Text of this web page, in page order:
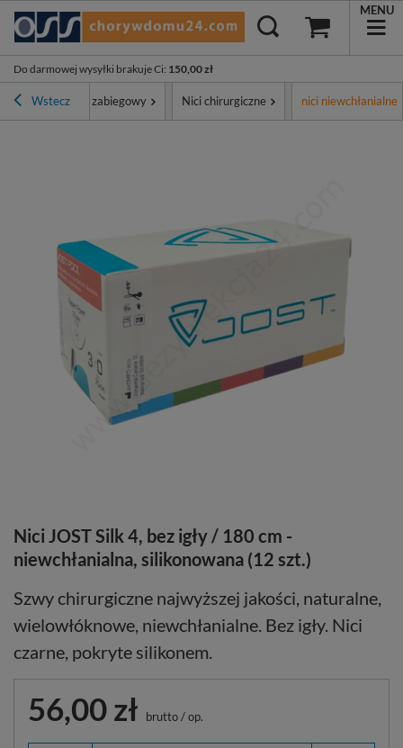
Do darmowej wysyłki brakuje Ci: 150,00 zł
MENU
WsteczSprzęt zabiegowy Nici chirurgiczne nici niewchłanialne
Nici JOST Silk 4, bez igły / 180 cm -
niewchłanialna, silikonowana (12 szt.)
Szwy chirurgiczne najwyższej jakości, naturalne,
wielowłóknowe, niewchłanialne. Bez igły. Nici
czarne, pokryte silikonem.
56,00 zł brutto/op.